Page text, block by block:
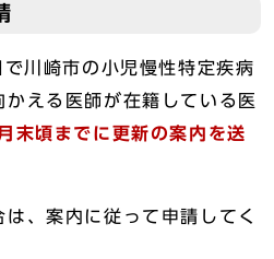
川崎市の小児慢性特定疾病
える医師が在籍している医
末頃までに更新の案内を送
は、案内に従って申請してく